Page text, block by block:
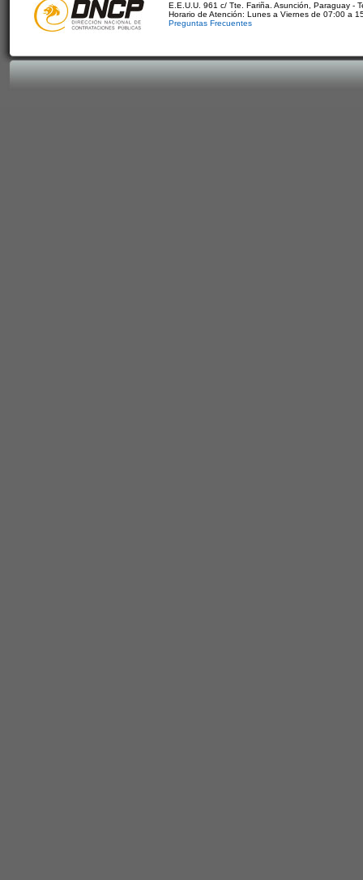
E.E.U.U. 961 c/ Tte. Fariña. Asunción, Paraguay -
Horario de Atención: Lunes a Viernes de 07:00 a
Preguntas Frecuentes